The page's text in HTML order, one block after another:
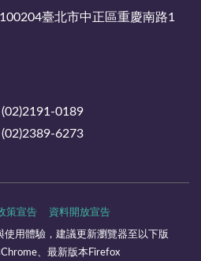
臺北市中正區重慶南路1
0189
6273
策宣告 資料開放宣告
用體驗，建議更新瀏覽器至以下版
、最新版本Firefox